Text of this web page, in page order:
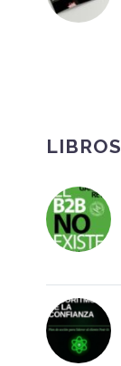
LIBROS